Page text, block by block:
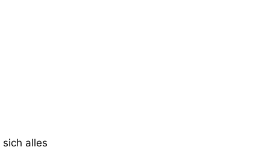
sich alles